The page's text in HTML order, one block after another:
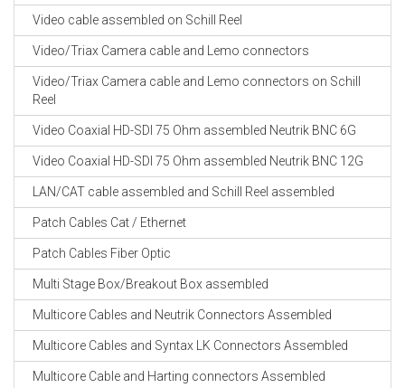
Video cable assembled on Schill Reel
Video/Triax Camera cable and Lemo connectors
Video/Triax Camera cable and Lemo connectors on Schill
Reel
Video Coaxial HD-SDI 75 Ohm assembled Neutrik BNC 6G
Video Coaxial HD-SDI 75 Ohm assembled Neutrik BNC 12G
LAN/CAT cable assembled and Schill Reel assembled
Patch Cables Cat / Ethernet
Patch Cables Fiber Optic
Multi Stage Box/Breakout Box assembled
Multicore Cables and Neutrik Connectors Assembled
Multicore Cables and Syntax LK Connectors Assembled
Multicore Cable and Harting connectors Assembled